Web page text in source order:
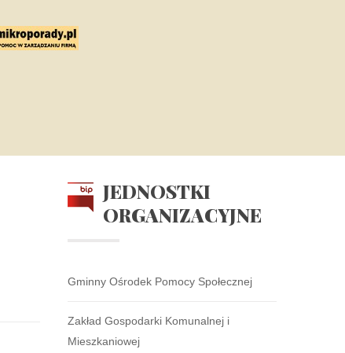
JEDNOSTKI
ORGANIZACYJNE
Gminny Ośrodek Pomocy Społecznej
Zakład Gospodarki Komunalnej i
Mieszkaniowej